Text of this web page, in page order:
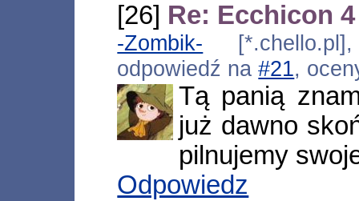
[26] Re: Ecchicon
-Zombik-
odpowiedź na#21,
Tą panią
już dawno
pilnujemy
Odpowiedz